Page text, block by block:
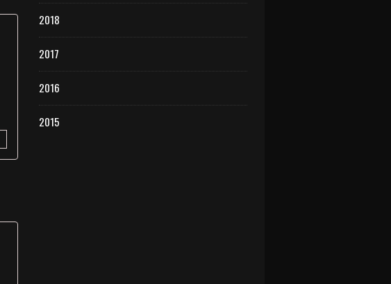
2018
2017
2016
2015